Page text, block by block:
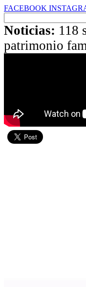
FACEBOOK
por:
Noticias: 118
patrimonio